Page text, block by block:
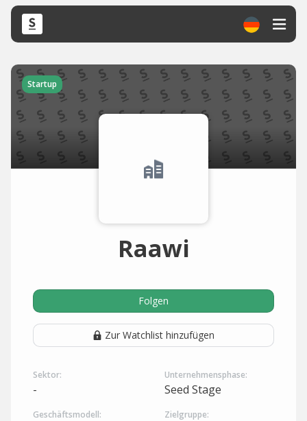
Startup
Raawi
Folgen
Zur Watchlist hinzufügen
Sektor:
-
Unternehmensphase:
Seed Stage
Geschäftsmodell: Zielgruppe: